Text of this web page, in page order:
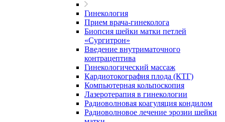
Гинекология
Прием врача-гинеколога
Биопсия шейки матки петлей
«Сургитрон»
Введение внутриматочного
контрацептива
Гинекологический массаж
Кардиотокография плода (КТГ)
Компьютерная кольпоскопия
Лазеротерапия в гинекологии
Радиоволновая коагуляция кондилом
Радиоволновое лечение эрозии шейки